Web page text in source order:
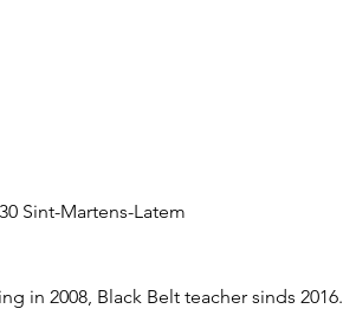
Sint-Martens-Latem
in 2008, Black Belt teacher sinds 2016.